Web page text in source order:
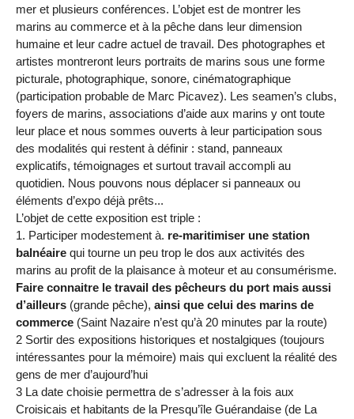
mer et plusieurs conférences. L’objet est de montrer les
marins au commerce et à la pêche dans leur dimension
humaine et leur cadre actuel de travail. Des photographes et
artistes montreront leurs portraits de marins sous une forme
picturale, photographique, sonore, cinématographique
(participation probable de Marc Picavez). Les seamen’s clubs,
foyers de marins, associations d’aide aux marins y ont toute
leur place et nous sommes ouverts à leur participation sous
des modalités qui restent à définir : stand, panneaux
explicatifs, témoignages et surtout travail accompli au
quotidien. Nous pouvons nous déplacer si panneaux ou
éléments d’expo déjà prêts...
L’objet de cette exposition est triple :
1. Participer modestement à. re-maritimiser une station
balnéaire qui tourne un peu trop le dos aux activités des
marins au profit de la plaisance à moteur et au consumérisme.
Faire connaitre le travail des pêcheurs du port mais aussi
d’ailleurs (grande pêche), ainsi que celui des marins de
commerce (Saint Nazaire n’est qu’à 20 minutes par la route)
2 Sortir des expositions historiques et nostalgiques (toujours
intéressantes pour la mémoire) mais qui excluent la réalité des
gens de mer d’aujourd’hui
3 La date choisie permettra de s’adresser à la fois aux
Croisicais et habitants de la Presqu’île Guérandaise (de La